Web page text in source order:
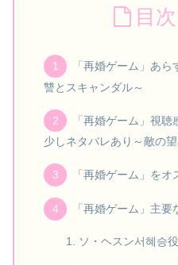
目次
「再婚ゲーム」あ
讐とスキャンダル～
「再婚ゲーム」視
少しネタバレあり～敵の
「再婚ゲーム」をオ
「再婚ゲーム」主
ソ・ヘスン서혜승